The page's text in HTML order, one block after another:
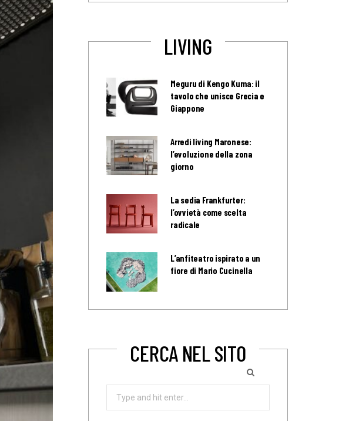
LIVING
Meguru di Kengo Kuma: il
tavolo che unisce Grecia e
Giappone
Arredi living Maronese:
l’evoluzione della zona
giorno
La sedia Frankfurter:
l’ovvietà come scelta
radicale
L’anfiteatro ispirato a un
fiore di Mario Cucinella
CERCA NEL SITO
Search